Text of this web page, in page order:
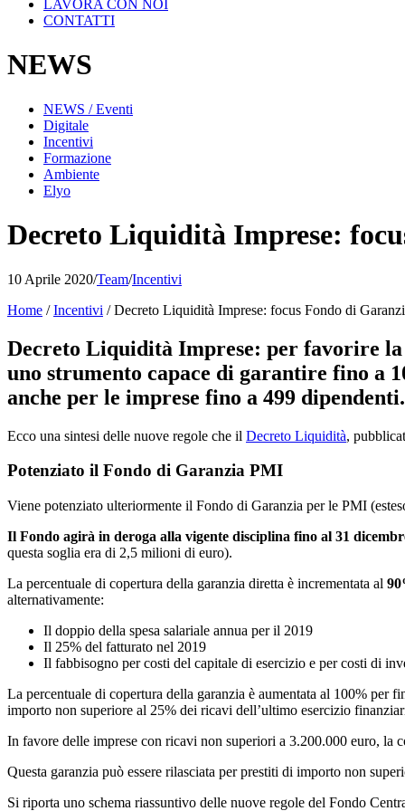
LAVORA CON NOI
CONTATTI
NEWS
NEWS / Eventi
Digitale
Incentivi
Formazione
Ambiente
Elyo
Decreto Liquidità Imprese:
10 Aprile 2020/Team/Incentivi
Home /Incentivi /Decreto Liquidità Imprese: focus Fondo di
Decreto Liquidità Imprese: per favorire
uno strumento capace di garantire fino a
anche per le imprese fino a 499 dipendenti.
Ecco una sintesi delle nuove regole che il Decreto Liquidità,
Potenziato il Fondo di Garanzia PMI
Viene potenziato ulteriormente il Fondo di Garanzia per le PMI
Il Fondo agirà in deroga alla vigente disciplina fino al 31
questa soglia era di 2,5 milioni di euro).
La percentuale di copertura della garanzia diretta è incrementata al
alternativamente:
Il doppio della spesa salariale annua per il 2019
Il 25% del fatturato nel 2019
Il fabbisogno per costi del capitale di esercizio e per costi di
La percentuale di copertura della garanzia è aumentata al 100% per
importo non superiore al 25% dei ricavi dell’ultimo esercizio
In favore delle imprese con ricavi non superiori a 3.200.000 euro, la
Questa garanzia può essere rilasciata per prestiti di importo non
Si riporta uno schema riassuntivo delle nuove regole del Fondo